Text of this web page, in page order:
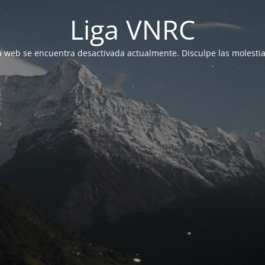
Liga VNRC
web se encuentra desactivada actualmente. Disculpe las